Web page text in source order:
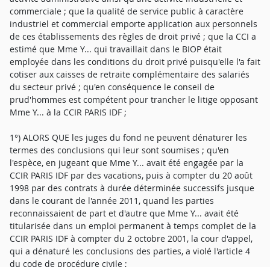
commerciale ; que la qualité de service public à caractère
industriel et commercial emporte application aux personnels
de ces établissements des règles de droit privé ; que la CCI a
estimé que Mme Y... qui travaillait dans le BIOP était
employée dans les conditions du droit privé puisqu'elle l'a fait
cotiser aux caisses de retraite complémentaire des salariés
du secteur privé ; qu'en conséquence le conseil de
prud'hommes est compétent pour trancher le litige opposant
Mme Y... à la CCIR PARIS IDF ;
1°) ALORS QUE les juges du fond ne peuvent dénaturer les
termes des conclusions qui leur sont soumises ; qu'en
l'espèce, en jugeant que Mme Y... avait été engagée par la
CCIR PARIS IDF par des vacations, puis à compter du 20 août
1998 par des contrats à durée déterminée successifs jusque
dans le courant de l'année 2011, quand les parties
reconnaissaient de part et d'autre que Mme Y... avait été
titularisée dans un emploi permanent à temps complet de la
CCIR PARIS IDF à compter du 2 octobre 2001, la cour d'appel,
qui a dénaturé les conclusions des parties, a violé l'article 4
du code de procédure civile ;